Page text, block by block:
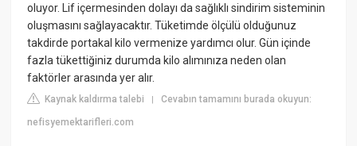
oluyor. Lif içermesinden dolayı da sağlıklı sindirim sisteminin
oluşmasını sağlayacaktır. Tüketimde ölçülü olduğunuz
takdirde portakal kilo vermenize yardımcı olur. Gün içinde
fazla tükettiğiniz durumda kilo alımınıza neden olan
faktörler arasında yer alır.
Kaynak kaldırma talebi |Cevabın tamamını burada okuyun:
nefisyemektarifleri.com